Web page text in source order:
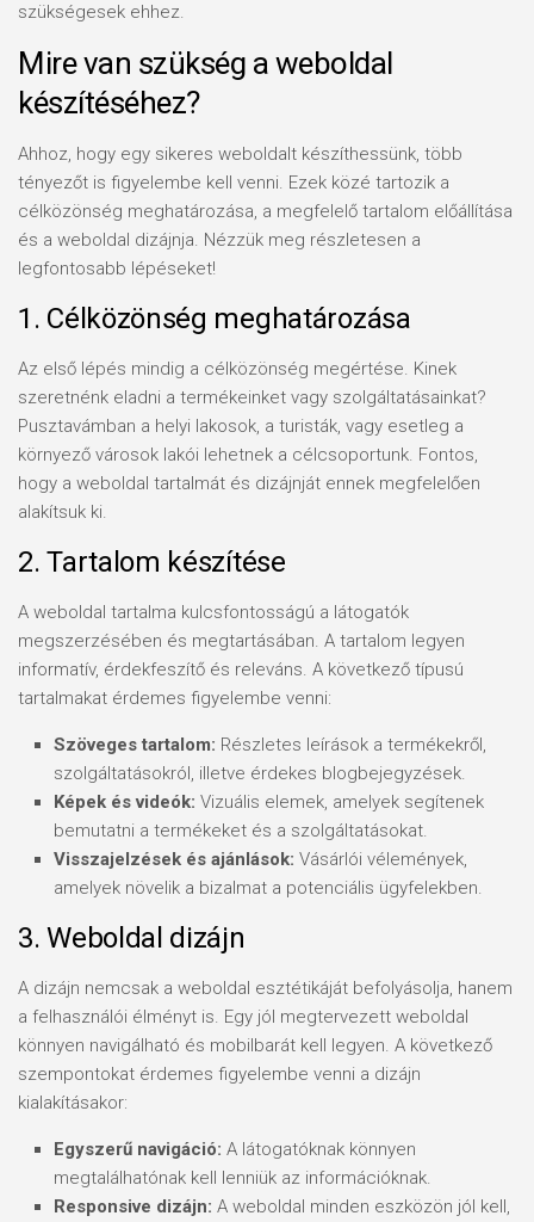
szükségesek ehhez.
Mire van szükség a weboldal
készítéséhez?
Ahhoz, hogy egy sikeres weboldalt készíthessünk, több
tényezőt is figyelembe kell venni. Ezek közé tartozik a
célközönség meghatározása, a megfelelő tartalom előállítása
és a weboldal dizájnja. Nézzük meg részletesen a
legfontosabb lépéseket!
1. Célközönség meghatározása
Az első lépés mindig a célközönség megértése. Kinek
szeretnénk eladni a termékeinket vagy szolgáltatásainkat?
Pusztavámban a helyi lakosok, a turisták, vagy esetleg a
környező városok lakói lehetnek a célcsoportunk. Fontos,
hogy a weboldal tartalmát és dizájnját ennek megfelelően
alakítsuk ki.
2. Tartalom készítése
A weboldal tartalma kulcsfontosságú a látogatók
megszerzésében és megtartásában. A tartalom legyen
informatív, érdekfeszítő és releváns. A következő típusú
tartalmakat érdemes figyelembe venni:
Szöveges tartalom: Részletes leírások a termékekről,
szolgáltatásokról, illetve érdekes blogbejegyzések.
Képek és videók: Vizuális elemek, amelyek segítenek
bemutatni a termékeket és a szolgáltatásokat.
Visszajelzések és ajánlások: Vásárlói vélemények,
amelyek növelik a bizalmat a potenciális ügyfelekben.
3. Weboldal dizájn
A dizájn nemcsak a weboldal esztétikáját befolyásolja, hanem
a felhasználói élményt is. Egy jól megtervezett weboldal
könnyen navigálható és mobilbarát kell legyen. A következő
szempontokat érdemes figyelembe venni a dizájn
kialakításakor:
Egyszerű navigáció: A látogatóknak könnyen
megtalálhatónak kell lenniük az információknak.
Responsive dizájn: A weboldal minden eszközön jól kell,